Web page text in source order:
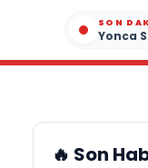
SON
🔥 Son